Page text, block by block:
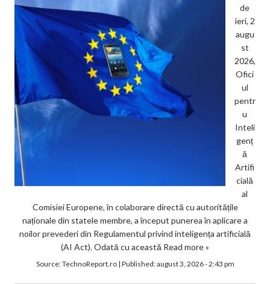
de
ieri, 2
augu
st
2026,
Ofici
ul
pentr
u
Inteli
genț
ă
Artifi
cială
al
Comisiei Europene, în colaborare directă cu autoritățile
naționale din statele membre, a început punerea în aplicare a
noilor prevederi din Regulamentul privind inteligența artificială
(AI Act). Odată cu această Read more »
Source:TechnoReport.ro| Published:august 3, 2026 - 2:43 pm